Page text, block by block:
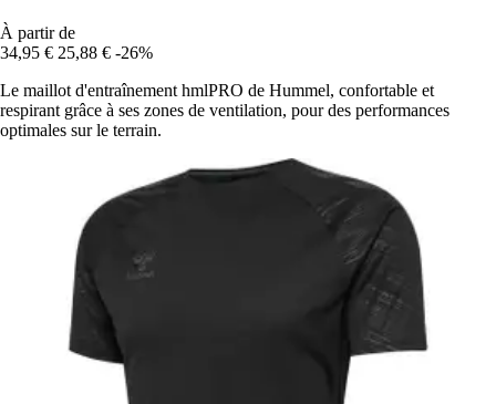
À partir de
34,95 € 25,88 € -26%
Le maillot d'entraînement hmlPRO de Hummel, confortable et
respirant grâce à ses zones de ventilation, pour des performances
optimales sur le terrain.